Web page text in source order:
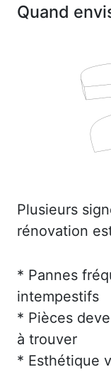
Quand
Plusieurs
rénovation
* Pannes
intempestifs
* Pièces
à trouver
* Esthétique